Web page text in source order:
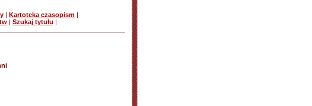
| Kartoteka czasopism |
| Szukaj tytułu |